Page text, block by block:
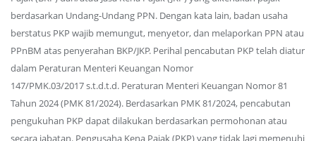
berdasarkan Undang-Undang PPN. Dengan kata lain, badan usaha
berstatus PKP wajib memungut, menyetor, dan melaporkan PPN atau
PPnBM atas penyerahan BKP/JKP. Perihal pencabutan PKP telah diatur
dalam Peraturan Menteri Keuangan Nomor
147/PMK.03/2017 s.t.d.t.d. Peraturan Menteri Keuangan Nomor 81
Tahun 2024 (PMK 81/2024). Berdasarkan PMK 81/2024, pencabutan
pengukuhan PKP dapat dilakukan berdasarkan permohonan atau
secara jabatan. Pengusaha Kena Pajak (PKP) yang tidak lagi memenuhi